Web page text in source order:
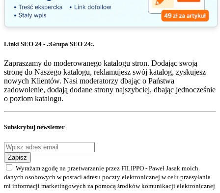
Linki SEO 24 - .:Grupa SEO 24:.
Zapraszamy do moderowanego katalogu stron. Dodając swoją
stronę do Naszego katalogu, reklamujesz swój katalog, zyskujesz
nowych Klientów. Nasi moderatorzy dbając o Państwa
zadowolenie, dodają dodane strony najszybciej, dbając jednocześnie
o poziom katalogu.
Subskrybuj newsletter
Zapisz
Wyrażam zgodę na przetwarzanie przez FILIPPO - Paweł Jasak moich
danych osobowych w postaci adresu poczty elektronicznej w celu przesyłania
mi informacji marketingowych za pomocą środków komunikacji elektronicznej